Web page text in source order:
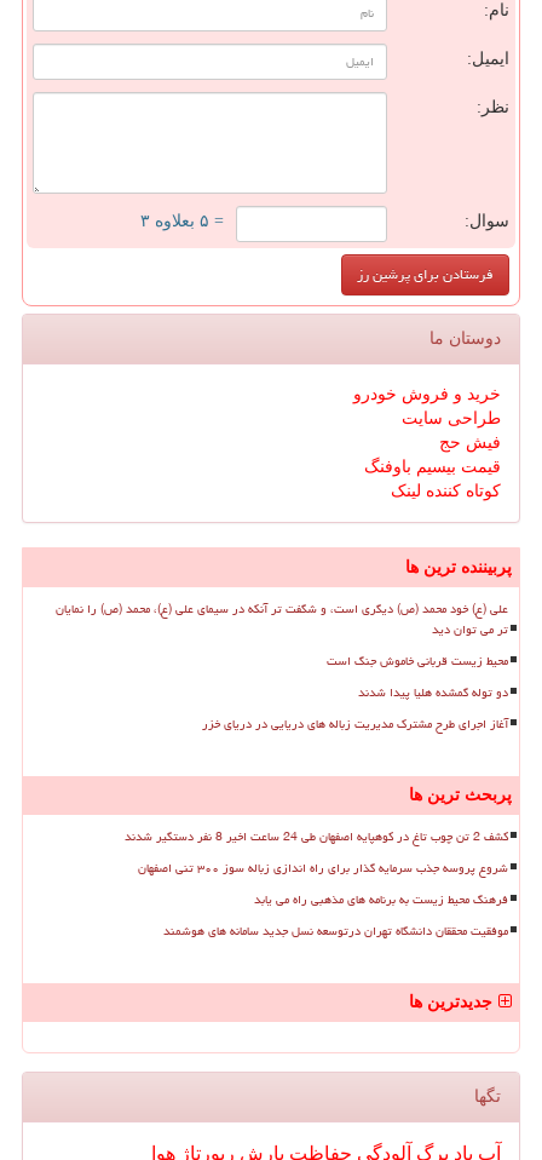
نام:
ایمیل:
نظر:
سوال: = ۵ بعلاوه ۳
دوستان ما
خرید و فروش خودرو
طراحی سایت
فیش حج
قیمت بیسیم باوفنگ
کوتاه کننده لینک
پربیننده ترین ها
علی (ع) خود محمد (ص) دیگری است، و شگفت تر آنکه در سیمای علی (ع)، محمد (ص) را نمایان
تر می توان دید
محیط زیست قربانی خاموش جنگ است
دو توله گمشده هلیا پیدا شدند
آغاز اجرای طرح مشترک مدیریت زباله های دریایی در دریای خزر
پربحث ترین ها
کشف 2 تن چوب تاغ در کوهپایه اصفهان طی 24 ساعت اخیر 8 نفر دستگیر شدند
شروع پروسه جذب سرمایه گذار برای راه اندازی زباله سوز ۳۰۰ تنی اصفهان
فرهنگ محیط زیست به برنامه های مذهبی راه می یابد
موفقیت محققان دانشگاه تهران درتوسعه نسل جدید سامانه های هوشمند
جدیدترین ها
تگها
آب باد برگ آلودگی حفاظت بارش رپورتاژ هوا